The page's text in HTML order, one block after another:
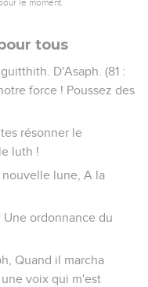
tous
D'Asaph. (81 :
force ! Poussez des
résonner le
luth !
nouvelle lune, A la
Une ordonnance du
Quand il marcha
voix qui m'est